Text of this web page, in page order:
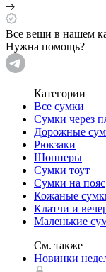
Все вещи в нашем
Нужна помощь?
Категории
Все сумки
Сумки через
Дорожные
Рюкзаки
Шопперы
Сумки тоут
Сумки на пояс
Кожаные
Клатчи и
Маленькие
См. также
Новинки